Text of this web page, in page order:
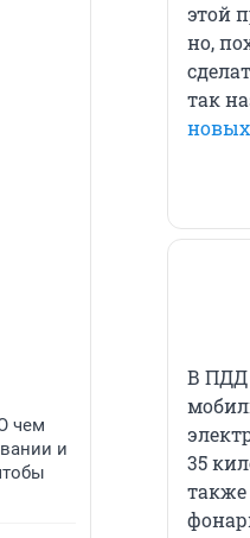
чем
и
этой
но,
так
новых
В ПДД
35
также